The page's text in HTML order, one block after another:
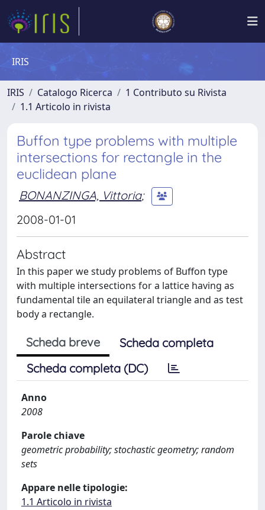
IRIS
IRIS Catalogo Ricerca
1 Contributo su Rivista
1.1 Articolo in rivista
Buffon type problems with multiple
intersections for rectangle in the
euclidean plane
BONANZINGA, Vittoria;
2008-01-01
Abstract
In this paper we study problems of Buffon type
with multiple intersections for a lattice having as
fundamental tile an equilateral triangle and as test
body a rectangle.
Scheda breve
Scheda completa
Scheda completa (DC)
Anno
2008
Parole chiave
geometric probability; stochastic geometry; random
sets
Appare nelle tipologie:
1.1 Articolo in rivista